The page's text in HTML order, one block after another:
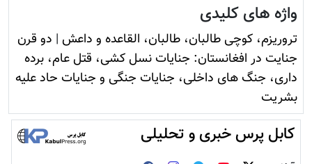
واژه های کلیدی
تروريزم، کوچی طالبان، طالبان، القاعده و داعش | دو قرن
جنایت در افغانستان: جنایات نسل کشی، قتل عام، برده
داری، جنگ های داخلی، جنایات جنگی و جنایات حاد علیه
بشریت
کابل پرس خبری و تحلیلی